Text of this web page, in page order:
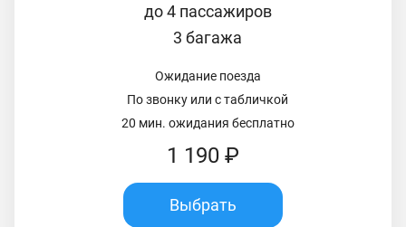
до 4 пассажиров
3 багажа
Ожидание поезда
По звонку или с табличкой
20 мин. ожидания бесплатно
1 190 ₽
Выбрать